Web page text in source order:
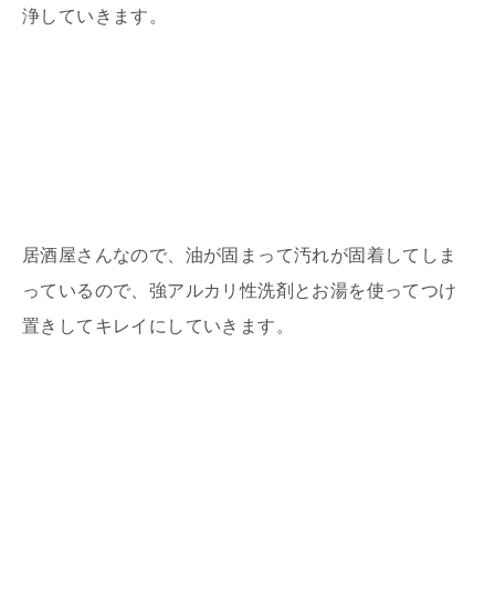
浄していきます。
居酒屋さんなので、油が固まって汚れが固着してしま
っているので、強アルカリ性洗剤とお湯を使ってつけ
置きしてキレイにしていきます。